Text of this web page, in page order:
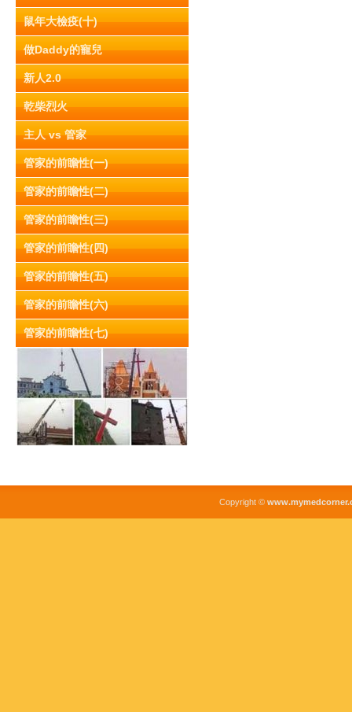
鼠年大檢疫(十)
做Daddy的寵兒
新人2.0
乾柴烈火
主人 vs 管家
管家的前瞻性(一)
管家的前瞻性(二)
管家的前瞻性(三)
管家的前瞻性(四)
管家的前瞻性(五)
管家的前瞻性(六)
管家的前瞻性(七)
Copyright ©